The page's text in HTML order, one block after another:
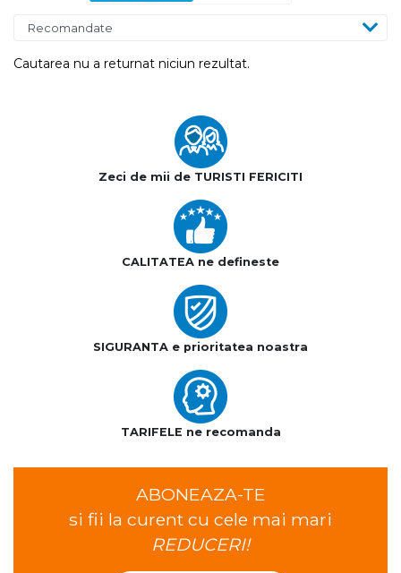
Cautarea nu a returnat niciun rezultat.
Zeci de mii de TURISTI FERICITI
CALITATEA ne defineste
SIGURANTA e prioritatea noastra
TARIFELE ne recomanda
ABONEAZA-TE
si fii la curent cu cele mai mari
REDUCERI!